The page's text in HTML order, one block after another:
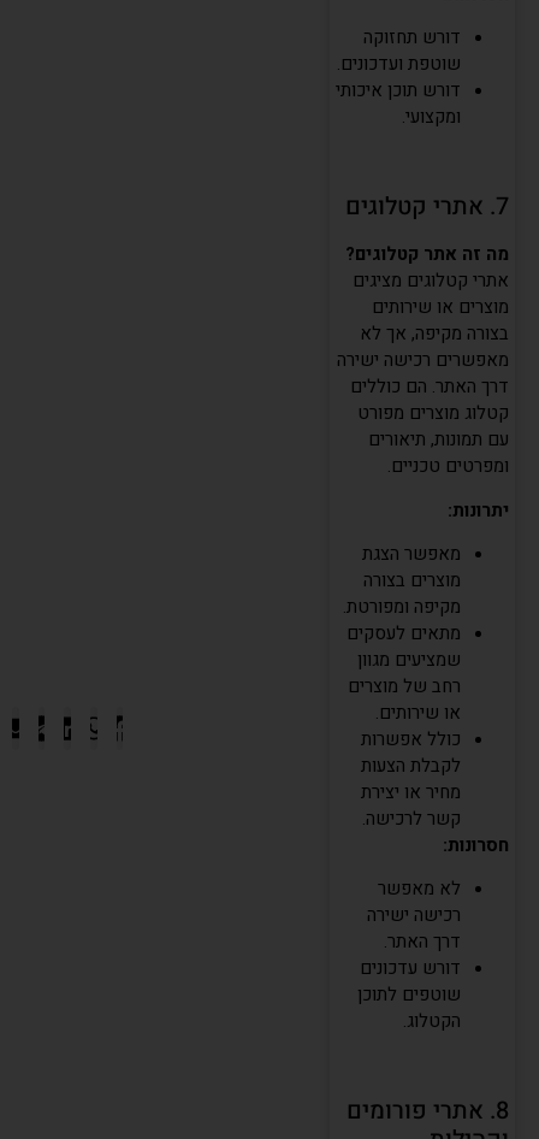
דורש תחזוקה
שוטפת ועדכונים.
דורש תוכן איכותי
ומקצועי.
7. אתרי קטלוגים
מה זה אתר קטלוגים?
אתרי קטלוגים מציגים
מוצרים או שירותים
בצורה מקיפה, אך לא
מאפשרים רכישה ישירה
דרך האתר. הם כוללים
קטלוג מוצרים מפורט
עם תמונות, תיאורים
ומפרטים טכניים.
יתרונות:
מאפשר הצגת
מוצרים בצורה
מקיפה ומפורטת.
מתאים לעסקים
שמציעים מגוון
רחב של מוצרים
או שירותים.
כולל אפשרות
לקבלת הצעות
מחיר או יצירת
קשר לרכישה.
חסרונות:
לא מאפשר
רכישה ישירה
דרך האתר.
דורש עדכונים
שוטפים לתוכן
הקטלוג.
8. אתרי פורומים